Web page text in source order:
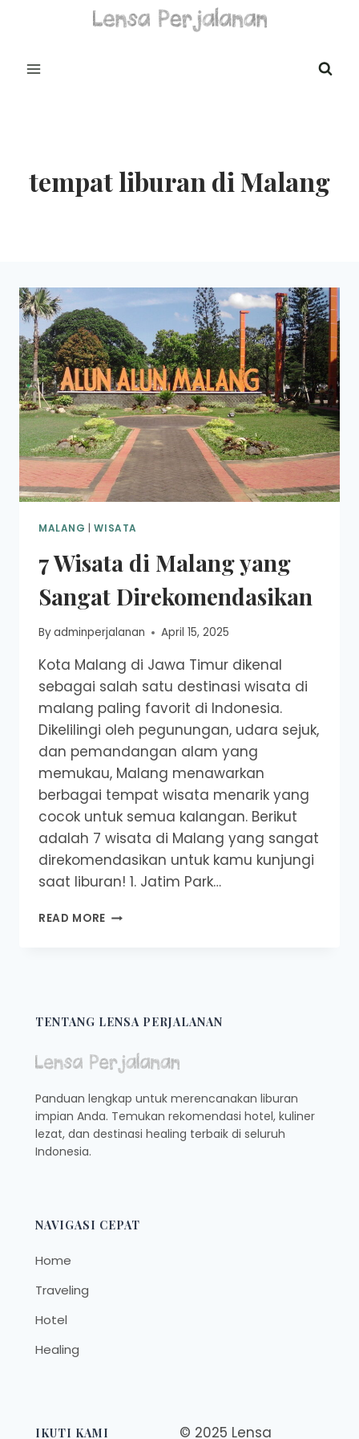
tempat liburan di Malang
MALANG |WISATA
7 Wisata di Malang yang
Sangat Direkomendasikan
Byadminperjalanan April 15, 2025
Kota Malang di Jawa Timur dikenal
sebagai salah satu destinasi wisata di
malang paling favorit di Indonesia.
Dikelilingi oleh pegunungan, udara sejuk,
dan pemandangan alam yang
memukau, Malang menawarkan
berbagai tempat wisata menarik yang
cocok untuk semua kalangan. Berikut
adalah 7 wisata di Malang yang sangat
direkomendasikan untuk kamu kunjungi
saat liburan! 1. Jatim Park…
READ MORE 7
DIREKOMENDASIKAN
TENTANG LENSA PERJALANAN
Panduan lengkap untuk merencanakan liburan
impian Anda. Temukan rekomendasi hotel, kuliner
lezat, dan destinasi healing terbaik di seluruh
Indonesia.
NAVIGASI CEPAT
Home
Traveling
Hotel
Healing
IKUTI KAMI © 2025 Lensa